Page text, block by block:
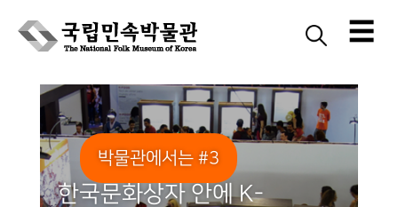
☰
Skip
content
박물관에서는 #3
한국문화상자 안에 K-